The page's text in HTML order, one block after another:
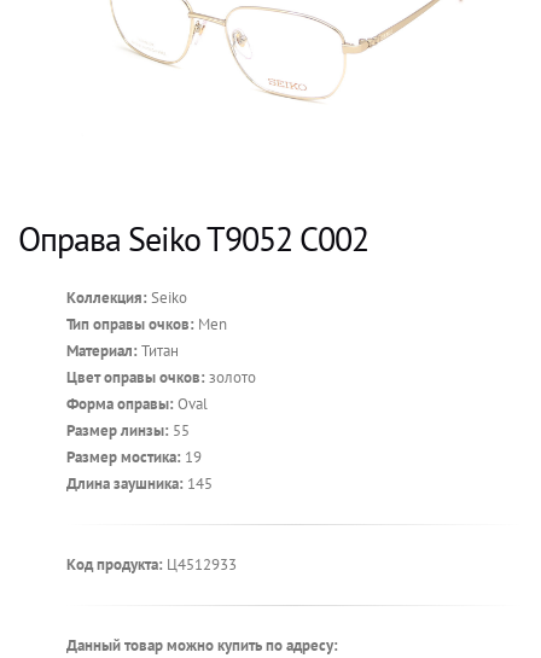
Оправа Seiko T9052 C002
Коллекция: Seiko
Тип оправы очков: Men
Материал: Титан
Цвет оправы очков: золото
Форма оправы: Oval
Размер линзы: 55
Размер мостика: 19
Длина заушника: 145
Код продукта: Ц4512933
Данный товар можно купить по адресу: